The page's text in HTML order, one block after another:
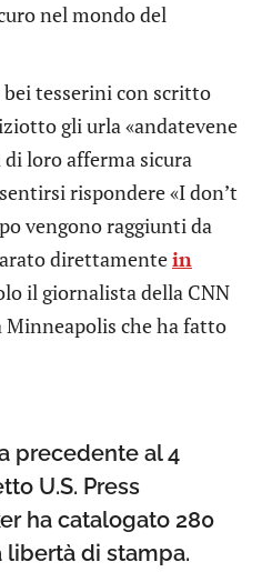
nel mondo del
tesserini con scritto
gli urla «andatevene
loro afferma sicura
rispondere «I don’t
vengono raggiunti da
direttamentein
il giornalista della CNN
che ha fatto
precedente al 4
U.S. Press
ha catalogato 280
di stampa.